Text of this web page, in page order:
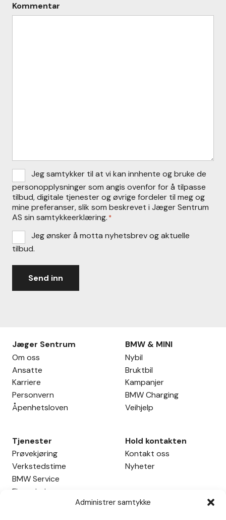
Administrer samtykke
Kommentar
Consent
*
Jeg samtykker til at vi kan innhente og bruke de
personopplysninger som angis ovenfor for å tilpasse
tilbud, digitale tjenester og øvrige fordeler til meg og
mine preferanser, slik som beskrevet i Jæger Sentrum
AS sin samtykkeerklæring. *
Nyhetsbrev
Jeg ønsker å motta nyhetsbrev og aktuelle
tilbud.
Jæger Sentrum
Om oss
Ansatte
Karriere
Personvern
Åpenhetsloven
BMW & MINI
Nybil
Bruktbil
Kampanjer
BMW Charging
Veihjelp
Tjenester
Prøvekjøring
Verkstedstime
BMW Service
Finansiering
Hold kontakten
Kontakt oss
Nyheter